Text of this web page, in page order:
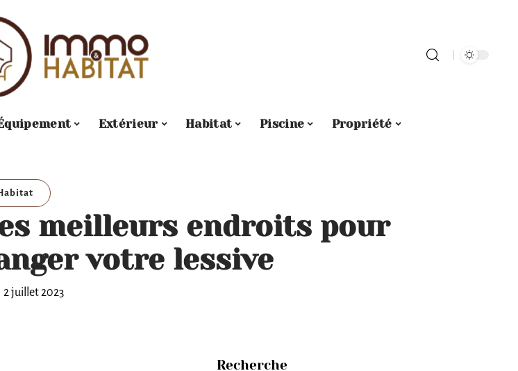
Extérieur Habitat Piscine Propriété
meilleurs endroits pour
votre lessive
2 juillet 2023
Recherche